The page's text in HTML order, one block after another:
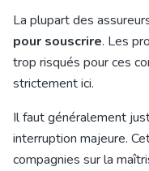
La plupart des
pour souscrire. Les
trop risqués pour ces
strictement ici.
Il faut généralement
interruption majeure.
compagnies sur la